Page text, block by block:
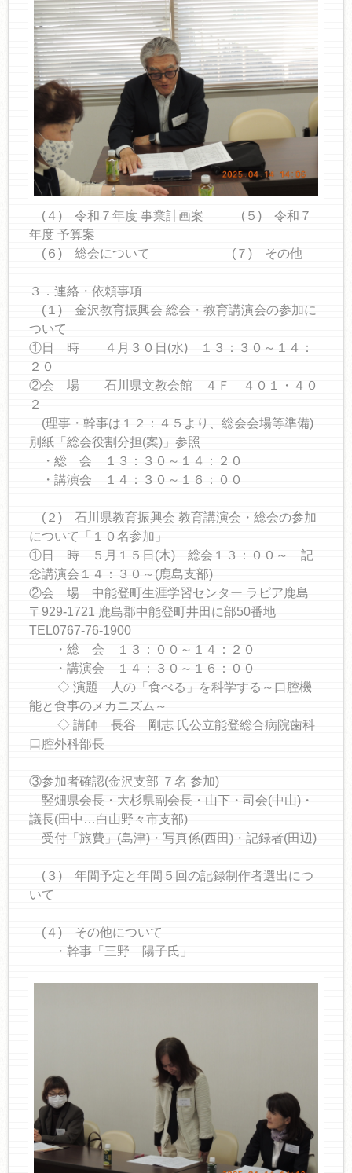
(４) 令和７年度 事業計画案 (５) 令和７
年度 予算案
(６) 総会について (７) その他
３．連絡・依頼事項
(１) 金沢教育振興会 総会・教育講演会の参加に
ついて
①日 時 ４月３０日(水) １３：３０～１４：
２０
②会 場 石川県文教会館 ４Ｆ ４０１・４０
２
(理事・幹事は１２：４５より、総会会場等準備)
別紙「総会役割分担(案)」参照
・総 会 １３：３０～１４：２０
・講演会 １４：３０～１６：００
(２) 石川県教育振興会 教育講演会・総会の参加
について「１０名参加」
①日 時 ５月１５日(木) 総会１３：００～ 記
念講演会１４：３０～(鹿島支部)
②会 場 中能登町生涯学習センター ラピア鹿島
〒929-1721 鹿島郡中能登町井田に部50番地
TEL0767-76-1900
・総 会 １３：００～１４：２０
・講演会 １４：３０～１６：００
◇ 演題 人の「食べる」を科学する～口腔機
能と食事のメカニズム～
◇ 講師 長谷 剛志 氏公立能登総合病院歯科
口腔外科部長
③参加者確認(金沢支部 ７名 参加)
竪畑県会長・大杉県副会長・山下・司会(中山)・
議長(田中…白山野々市支部)
受付「旅費」(島津)・写真係(西田)・記録者(田辺)
(３) 年間予定と年間５回の記録制作者選出につ
いて
(４) その他について
・幹事「三野 陽子氏」